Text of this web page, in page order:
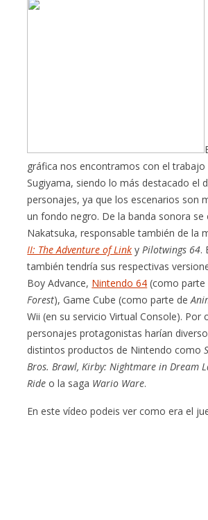
gráfica nos encontramos con el trabajo
Sugiyama, siendo lo más destacado el
personajes, ya que los escenarios son
un fondo negro. De la banda sonora se
Nakatsuka, responsable también de la
II: The Adventure of Link y Pilotwings 64.
también tendría sus respectivas
Boy Advance, Nintendo 64 (como
Forest), Game Cube (como parte de
Wii (en su servicio Virtual Console). Por
personajes protagonistas harían
distintos productos de Nintendo como
Bros. Brawl, Kirby: Nightmare in Dream
Ride o la saga Wario Ware.
En este vídeo podeis ver como era el